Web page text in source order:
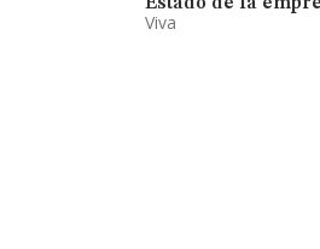
Viva